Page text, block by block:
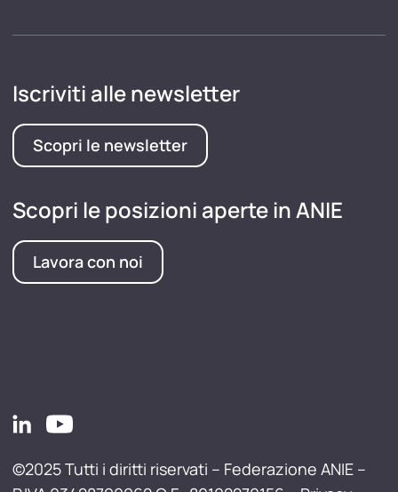
Iscriviti alle newsletter
Scopri le newsletter
Scopri le posizioni aperte in ANIE
Lavora con noi
©2025 Tutti i diritti riservati – Federazione ANIE –